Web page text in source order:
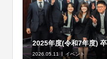
2025年度(令和7年度)
2026.05.11 イベント